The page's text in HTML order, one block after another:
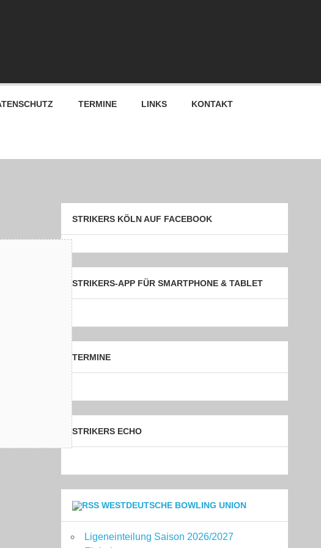
TERMINE LINKS KONTAKT
STRIKERS KÖLN AUF FACEBOOK
STRIKERS-APP FÜR SMARTPHONE & TABLET
TERMINE
STRIKERS ECHO
WESTDEUTSCHE BOWLING UNION
Ligeneinteilung Saison 2026/2027